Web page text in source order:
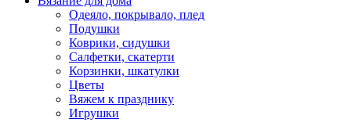
Одеяло, покрывало, плед
Подушки
Коврики, сидушки
Салфетки, скатерти
Корзинки, шкатулки
Цветы
Вяжем к празднику
Игрушки